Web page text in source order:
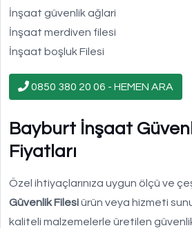
İnşaat güvenlik ağlari
İnşaat merdiven filesi
İnşaat boşluk Filesi
0850 380 20 06 - HEMEN ARA
Bayburt İnşaat
Fiyatları
Özel ihtiyaçlarınıza uygun ölçü ve
Güvenlik Filesiürün veya hizmeti
kaliteli malzemelerle üretilen